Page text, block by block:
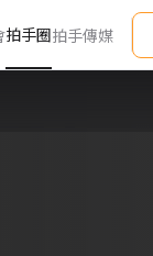
拍手圈拍手傳媒